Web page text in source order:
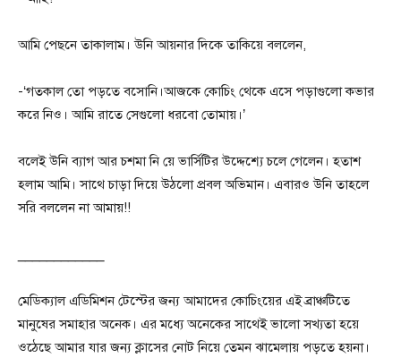
আমি পেছনে তাকালাম। উনি আয়নার দিকে তাকিয়ে বললেন,
-‘গতকাল তো পড়তে বসোনি।আজকে কোচিং থেকে এসে পড়াগুলো কভার
করে নিও। আমি রাতে সেগুলো ধরবো তোমায়।’
বলেই উনি ব্যাগ আর চশমা নি য়ে ভার্সিটির উদ্দেশ্যে চলে গেলেন। হতাশ
হলাম আমি। সাথে চাড়া দিয়ে উঠলো প্রবল অভিমান। এবারও উনি তাহলে
সরি বললেন না আমায়!!
মেডিক্যাল এডিমিশন টেস্টের জন্য আমাদের কোচিংয়ের এই ব্রাঞ্চটিতে
মানুষের সমাহার অনেক। এর মধ্যে অনেকের সাথেই ভালো সখ্যতা হয়ে
ওঠেছে আমার যার জন্য ক্লাসের নোট নিয়ে তেমন ঝামেলায় পড়তে হয়না।